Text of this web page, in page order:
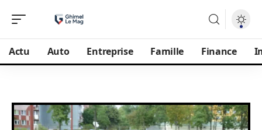
Actu Auto Entreprise Famille Finance